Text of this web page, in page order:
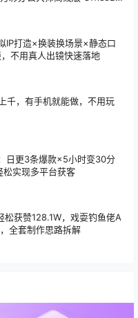
IP打造×换装换场景×静态口
不用真人出镜快速落地
千，有手机就能做，不用玩
日更3条爆款×5小时变30分
实现多平台获客
松获赞128.1W，戏耍钓鱼佬A
全套制作思路拆解